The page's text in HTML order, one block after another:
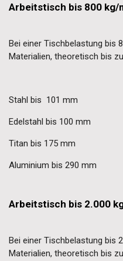
Arbeitstisch bis 800 kg/
Bei einer Tischbelastung bis
Materialien, theoretisch bis
Stahl bis 101 mm
Edelstahl bis 100 mm
Titan bis 175 mm
Aluminium bis 290 mm
Arbeitstisch bis 2.000
Bei einer Tischbelastung bis
Materialien, theoretisch bis